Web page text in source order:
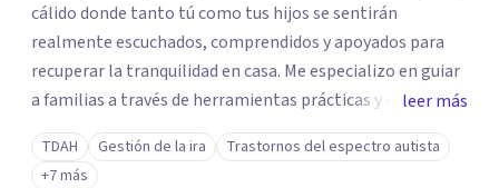
cálido donde tanto tú como tus hijos se sentirán
realmente escuchados, comprendidos y apoyados para
recuperar la tranquilidad en casa. Me especializo en guiar
a familias a través de herramientas prácticas y dinámicas
adaptadas a la edad de cada menor, dejando de lado las
etiquetas y los tecnicismos. Mi forma de trabajar se
leer más
TDAH Gestión de la ira
Trastornos del espectro autista
+7 más